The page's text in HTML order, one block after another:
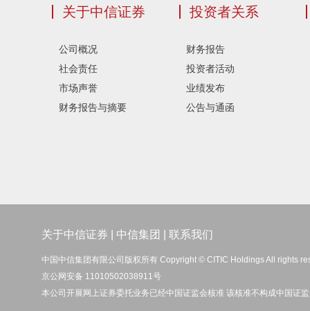
关于中信证券
公司概况
社会责任
市场声誉
财务报告与摘要
投资者关系
财务报告
投资者活动
业绩发布
公告与通函
关于中信证券 中信集团 联系我们
中国中信集团有限公司版权所有 Copyright © CITIC Holdings All rights
京公网安备 11010502038911号
本公司开展网上证券委托业务已经中国证监会核准 该核准不构成中国证